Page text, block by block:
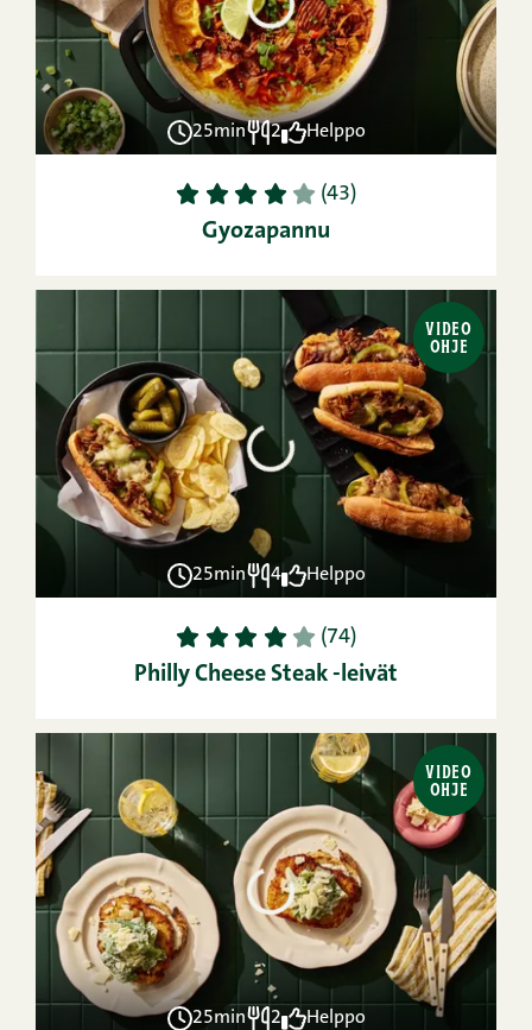
25min 2 Helppo
1 2 3 4 5 (43)
Gyozapannu
VIDEO
OHJE
25min 4 Helppo
1 2 3 4 5 (74)
Philly Cheese Steak -leivät
VIDEO
OHJE
25min 2 Helppo